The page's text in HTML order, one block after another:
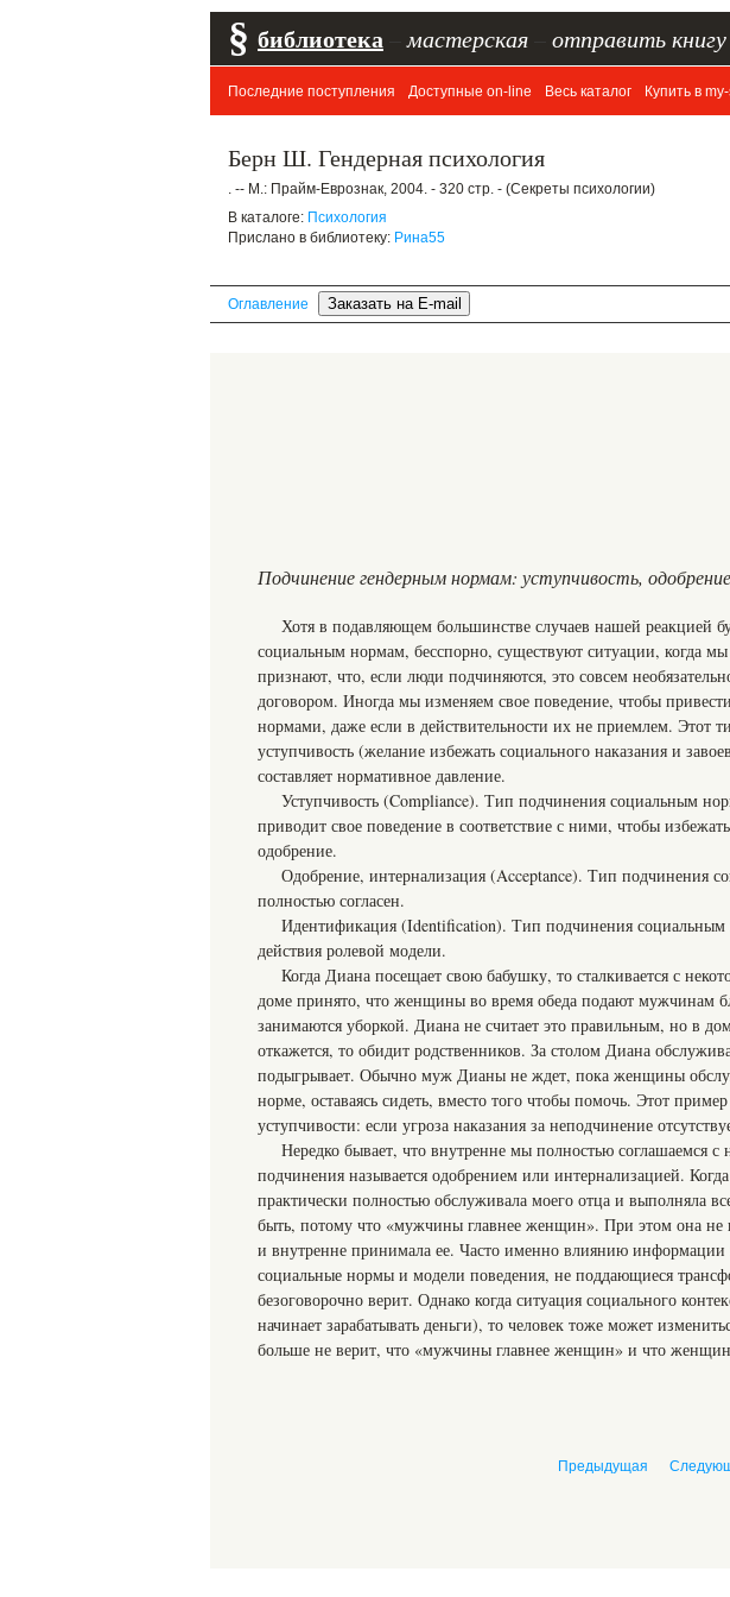
§ библиотека мастерская отправить книгу
Последние поступления Доступные on-line Весь каталог Купить в
Берн Ш. Гендерная психология
. -- М.: Прайм-Еврознак, 2004. - 320 стр. - (Секреты психологии)
В каталоге: Психология
Прислано в библиотеку: Рина55
Оглавление
Подчинение гендерным нормам: уступчивость,
Хотя в подавляющем большинстве случаев нашей реакцией
социальным нормам, бесспорно, существуют ситуации, когда
признают, что, если люди подчиняются, это совсем
договором. Иногда мы изменяем свое поведение, чтобы
нормами, даже если в действительности их не приемлем. Этот
уступчивость (желание избежать социального наказания и
составляет нормативное давление.
Уступчивость (Compliance). Тип подчинения социальным
приводит свое поведение в соответствие с ними, чтобы
одобрение.
Одобрение, интернализация (Acceptance). Тип подчинения
полностью согласен.
Идентификация (Identification). Тип подчинения социальным
действия ролевой модели.
Когда Диана посещает свою бабушку, то сталкивается с
доме принято, что женщины во время обеда подают мужчинам
занимаются уборкой. Диана не считает это правильным, но в
откажется, то обидит родственников. За столом Диана
подыгрывает. Обычно муж Дианы не ждет, пока женщины
норме, оставаясь сидеть, вместо того чтобы помочь. Этот
уступчивости: если угроза наказания за неподчинение
Нередко бывает, что внутренне мы полностью соглашаемся
подчинения называется одобрением или интернализацией.
практически полностью обслуживала моего отца и выполняла
быть, потому что «мужчины главнее женщин». При этом она не
и внутренне принимала ее. Часто именно влиянию
социальные нормы и модели поведения, не поддающиеся
безоговорочно верит. Однако когда ситуация социального
начинает зарабатывать деньги), то человек тоже может
больше не верит, что «мужчины главнее женщин» и что
Предыдущая